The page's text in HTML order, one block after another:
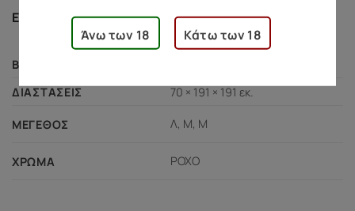
ΕΠΙΠΛΈΟΝ ΠΛΗΡΟΦΟΡΊΕΣ
ΒΆΡΟΣ
ΔΙΑΣΤΆΣΕΙΣ
70 × 191 × 191 εκ.
ΜΈΓΕΘΟΣ Λ, Μ, Μ
ΧΡΏΜΑ ΡΟΧΟ
Άνω των 18 Κάτω των 18